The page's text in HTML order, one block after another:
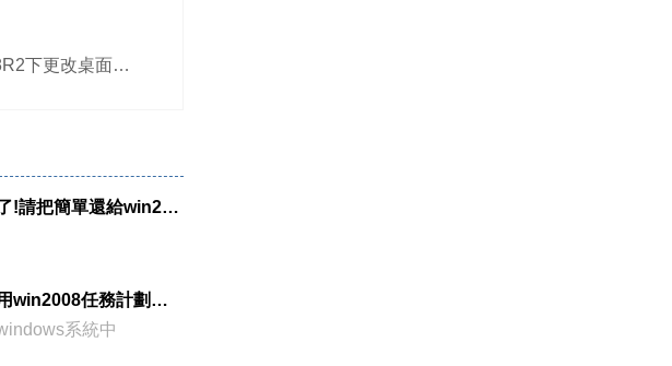
改桌面圖標有妙招
太麻煩了!請把簡單還給win2008行嗎?
巧妙運用win2008任務計劃功能
系統中